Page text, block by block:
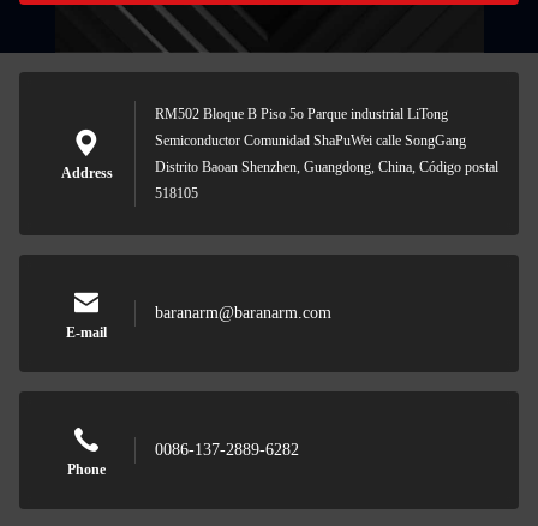
Address
RM502 Bloque B Piso 5o Parque industrial LiTong
Semiconductor Comunidad ShaPuWei calle SongGang
Distrito Baoan Shenzhen, Guangdong, China, Código postal
518105
E-mail
baranarm@baranarm.com
Phone
0086-137-2889-6282